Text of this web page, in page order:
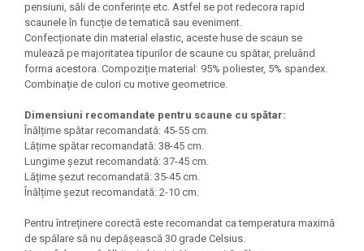
pensiuni, săli de conferințe etc. Astfel se pot redecora rapid
scaunele în funcție de tematică sau eveniment.
Confecționate din material elastic, aceste huse de scaun se
mulează pe majoritatea tipurilor de scaune cu spătar, preluând
forma acestora. Compoziție material: 95% poliester, 5% spandex.
Combinație de culori cu motive geometrice.
Dimensiuni recomandate pentru scaune cu spătar:
Înălțime spătar recomandată: 45-55 cm.
Lățime spătar recomandată: 38-45 cm.
Lungime șezut recomandată: 37-45 cm.
Lățime șezut recomandată: 35-45 cm.
Înălțime șezut recomandată: 2-10 cm.
Pentru întreținere corectă este recomandat ca temperatura maximă
de spălare să nu depășească 30 grade Celsius.